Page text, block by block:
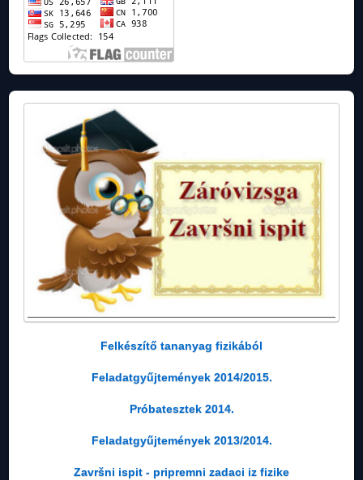
Felkészítő tananyag fizikából
Feladatgyűjtemények 2014/2015.
Próbatesztek 2014.
Feladatgyűjtemények 2013/2014.
Završni ispit - pripremni zadaci iz fizike